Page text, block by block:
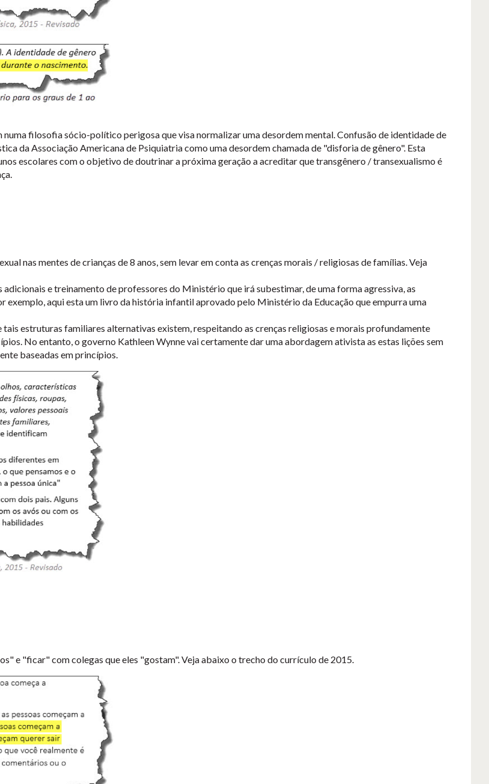
numa filosofia sócio-político perigosa que visa normalizar uma desordem mental. Confusão de identidade de
da Associação Americana de Psiquiatria como uma desordem chamada de "disforia de gênero". Esta
escolares com o objetivo de doutrinar a próxima geração a acreditar que transgênero / transexualismo é
nas mentes de crianças de 8 anos, sem levar em conta as crenças morais / religiosas de famílias. Veja
e treinamento de professores do Ministério que irá subestimar, de uma forma agressiva, as
exemplo, aqui esta um livro da história infantil aprovado pelo Ministério da Educação que empurra uma
tais estruturas familiares alternativas existem, respeitando as crenças religiosas e morais profundamente
No entanto, o governo Kathleen Wynne vai certamente dar uma abordagem ativista as estas lições sem
baseadas em princípios.
e "ficar" com colegas que eles "gostam". Veja abaixo o trecho do currículo de 2015.